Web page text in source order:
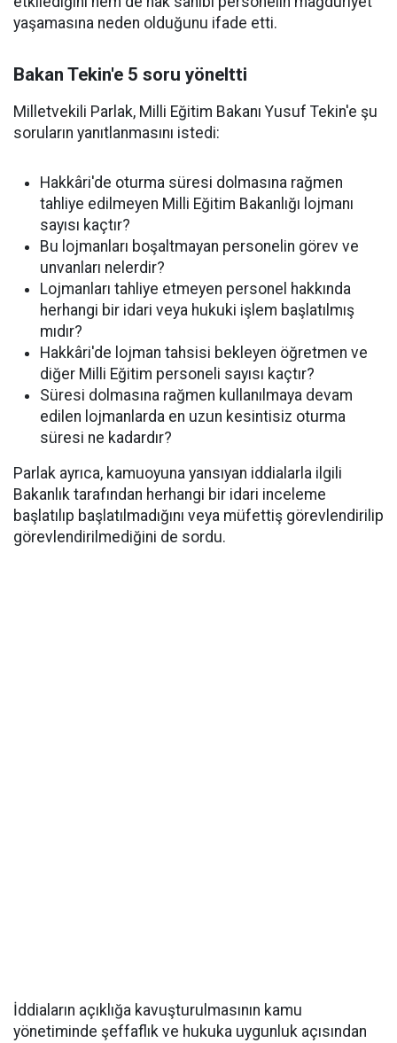
yaşamasına neden olduğunu ifade etti.
Bakan Tekin'e 5 soru yöneltti
Milletvekili Parlak, Milli Eğitim Bakanı Yusuf Tekin'e şu
soruların yanıtlanmasını istedi:
Hakkâri'de oturma süresi dolmasına rağmen
tahliye edilmeyen Milli Eğitim Bakanlığı lojmanı
sayısı kaçtır?
Bu lojmanları boşaltmayan personelin görev ve
unvanları nelerdir?
Lojmanları tahliye etmeyen personel hakkında
herhangi bir idari veya hukuki işlem başlatılmış
mıdır?
Hakkâri'de lojman tahsisi bekleyen öğretmen ve
diğer Milli Eğitim personeli sayısı kaçtır?
Süresi dolmasına rağmen kullanılmaya devam
edilen lojmanlarda en uzun kesintisiz oturma
süresi ne kadardır?
Parlak ayrıca, kamuoyuna yansıyan iddialarla ilgili
Bakanlık tarafından herhangi bir idari inceleme
başlatılıp başlatılmadığını veya müfettiş görevlendirilip
görevlendirilmediğini de sordu.
İddiaların açıklığa kavuşturulmasının kamu
yönetiminde şeffaflık ve hukuka uygunluk açısından